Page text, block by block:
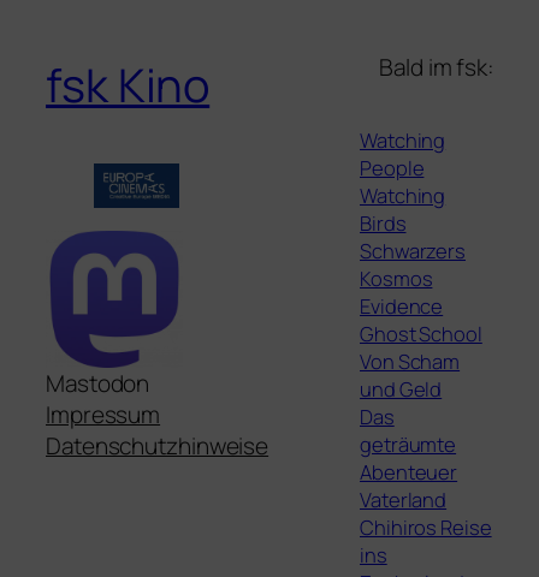
fsk Kino
Mastodon
Impressum
Datenschutzhinweise
Bald im fsk:
Watching
People
Watching
Birds
Schwarzers
Kosmos
Evidence
Ghost School
Von Scham
und Geld
Das
geträumte
Abenteuer
Vaterland
Chihiros Reise
ins